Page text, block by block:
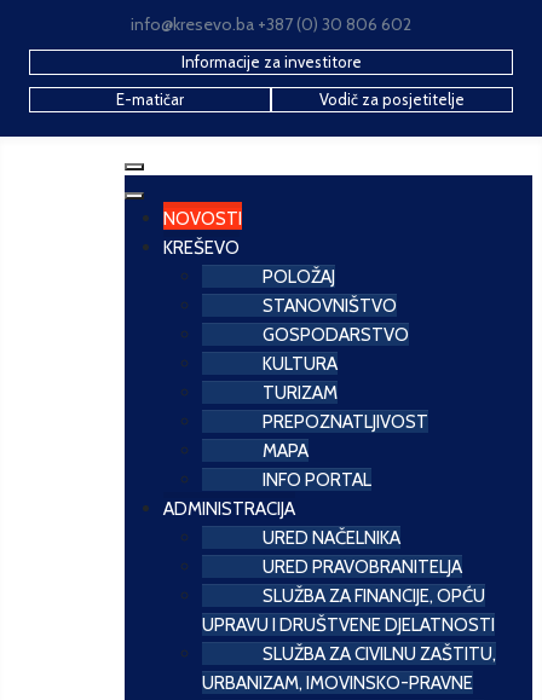
info@kresevo.ba +387 (0) 30 806 602
Informacije za investitore
E-matičar
Vodič za posjetitelje
NOVOSTI
KREŠEVO
POLOŽAJ
STANOVNIŠTVO
GOSPODARSTVO
KULTURA
TURIZAM
PREPOZNATLJIVOST
MAPA
INFO PORTAL
ADMINISTRACIJA
URED NAČELNIKA
URED PRAVOBRANITELJA
SLUŽBA ZA FINANCIJE, OPĆU
UPRAVU I DRUŠTVENE DJELATNOSTI
SLUŽBA ZA CIVILNU ZAŠTITU,
URBANIZAM, IMOVINSKO-PRAVNE